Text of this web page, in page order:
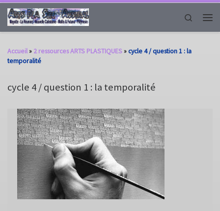
Passer au contenu
Search
Accueil» 2 ressources ARTS PLASTIQUES»cycle 4 / question 1 : la
temporalité
cycle 4 / question 1 : la temporalité